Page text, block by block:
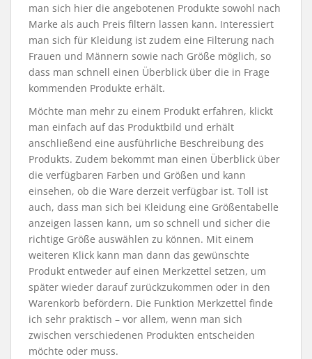
man sich hier die angebotenen Produkte sowohl nach
Marke als auch Preis filtern lassen kann. Interessiert
man sich für Kleidung ist zudem eine Filterung nach
Frauen und Männern sowie nach Größe möglich, so
dass man schnell einen Überblick über die in Frage
kommenden Produkte erhält.
Möchte man mehr zu einem Produkt erfahren, klickt
man einfach auf das Produktbild und erhält
anschließend eine ausführliche Beschreibung des
Produkts. Zudem bekommt man einen Überblick über
die verfügbaren Farben und Größen und kann
einsehen, ob die Ware derzeit verfügbar ist. Toll ist
auch, dass man sich bei Kleidung eine Größentabelle
anzeigen lassen kann, um so schnell und sicher die
richtige Größe auswählen zu können. Mit einem
weiteren Klick kann man dann das gewünschte
Produkt entweder auf einen Merkzettel setzen, um
später wieder darauf zurückzukommen oder in den
Warenkorb befördern. Die Funktion Merkzettel finde
ich sehr praktisch – vor allem, wenn man sich
zwischen verschiedenen Produkten entscheiden
möchte oder muss.